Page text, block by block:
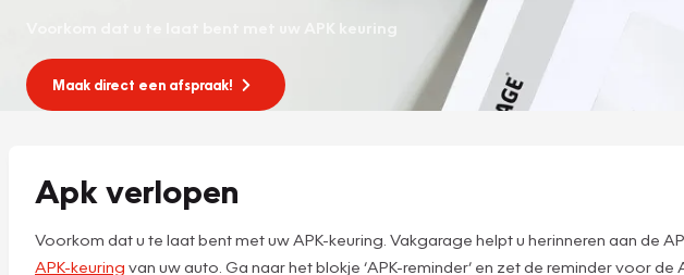
Voorkom dat u te laat bent met uw APK keuring
Maak direct een afspraak!
Apk verlopen
Voorkom dat u te laat bent met uw APK-keuring. Vakgarage helpt u herinneren aan de
APK-keuring van uw auto. Ga naar het blokje ‘APK-reminder’ en zet de reminder voor